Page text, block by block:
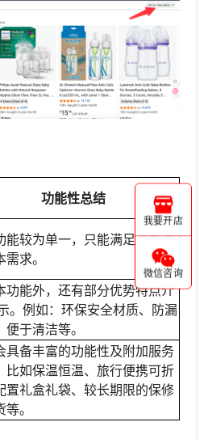
功能性总结
能较为单一，只能满足消费者
求。
功能外，还有部分优势特点介
。例如：环保安全材质、防漏
于清洁等。
具备丰富的功能性及附加服务
比如保温恒温、旅行便携可折
置礼盒礼袋、较长期限的保修
。
我要开店
微信咨询